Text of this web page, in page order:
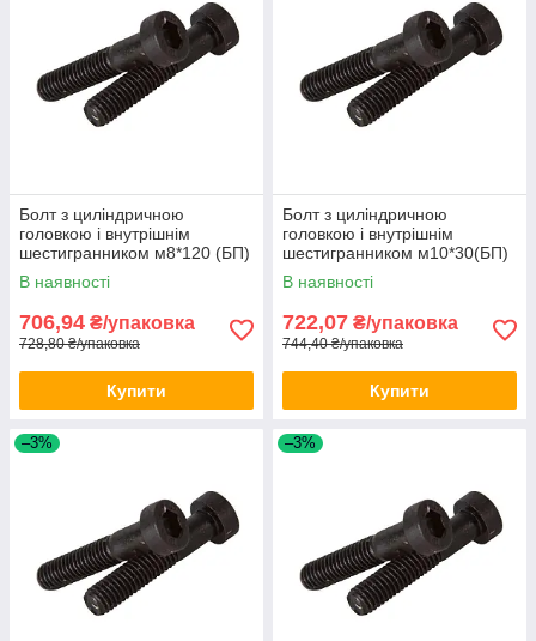
Болт з циліндричною
головкою і внутрішнім
шестигранником м8*120 (БП)
DIN 912 50шт/уп
В наявності
706,94 ₴/упаковка
728,80 ₴/упаковка
Купити
Болт з циліндричною
головкою і внутрішнім
шестигранником м10*30(БП)
DIN 912 100шт/уп
В наявності
722,07 ₴/упаковка
744,40 ₴/упаковка
Купити
–3% –3%